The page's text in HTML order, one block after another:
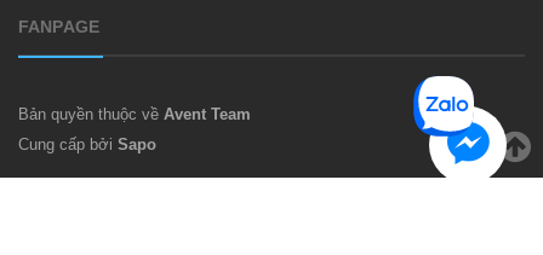
FANPAGE
Bản quyền thuộc về Avent Team
Cung cấp bởi Sapo